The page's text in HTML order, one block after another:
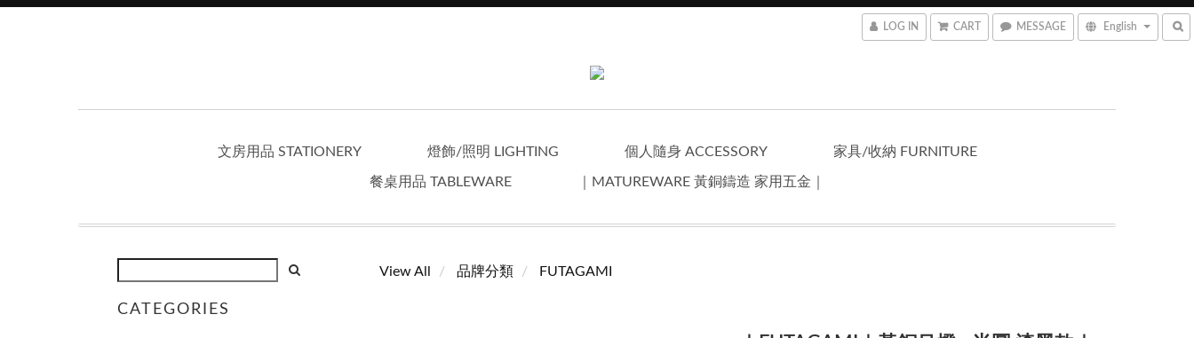
LOG IN CART MESSAGE English
文房用品 STATIONERY 燈飾/照明 LIGHTING 個人隨身 ACCESSORY 家具/收納 FURNITURE
餐桌用品 TABLEWARE ｜MATUREWARE 黃銅鑄造 家用五金｜
CATEGORIES
View All 品牌分類 FUTAGAMI